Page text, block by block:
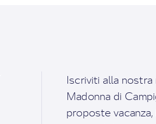
Iscriviti alla
Madonna di
proposte